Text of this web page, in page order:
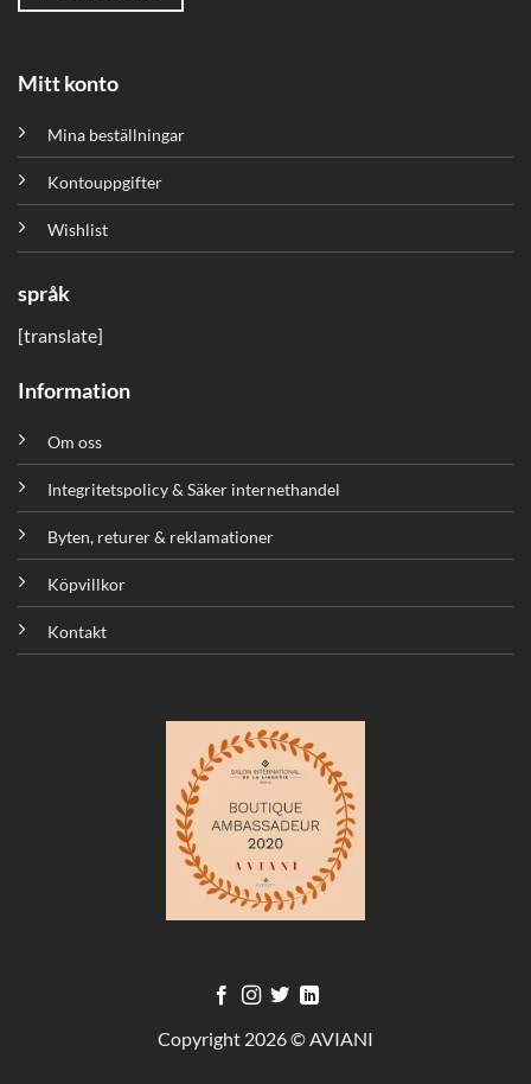
Mitt konto
Mina beställningar
Kontouppgifter
Wishlist
språk
[translate]
Information
Om oss
Integritetspolicy & Säker internethandel
Byten, returer & reklamationer
Köpvillkor
Kontakt
Copyright 2026 © AVIANI